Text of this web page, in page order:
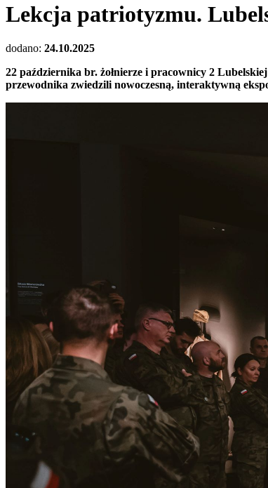
Lekcja patriotyzmu.
dodano: 24.10.2025
22 października br. żołnierze i pracownicy 2
przewodnika zwiedzili nowoczesną, interaktywną